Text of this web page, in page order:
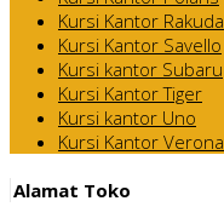
Kursi Kantor Rakuda
Kursi Kantor Savello
Kursi kantor Subaru
Kursi Kantor Tiger
Kursi kantor Uno
Kursi Kantor Verona
Alamat Toko